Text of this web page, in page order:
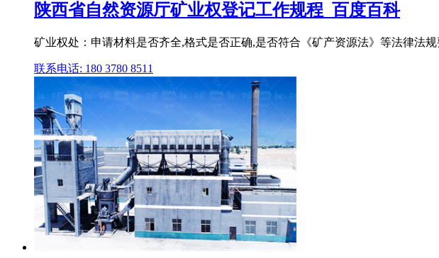
陕西省自然资源厅矿业权登记工作规程_百度百科
矿业权处：申请材料是否齐全,格式是否正确,是否符合《矿产资源法》等法律法
联系电话: 180 3780 8511